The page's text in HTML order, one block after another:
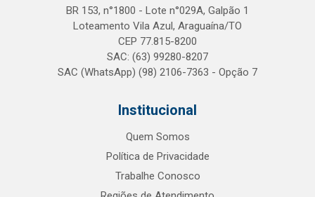
BR 153, n°1800 - Lote n°029A, Galpão 1
Loteamento Vila Azul, Araguaína/TO
CEP 77.815-8200
SAC: (63) 99280-8207
SAC (WhatsApp) (98) 2106-7363 - Opção 7
Institucional
Quem Somos
Política de Privacidade
Trabalhe Conosco